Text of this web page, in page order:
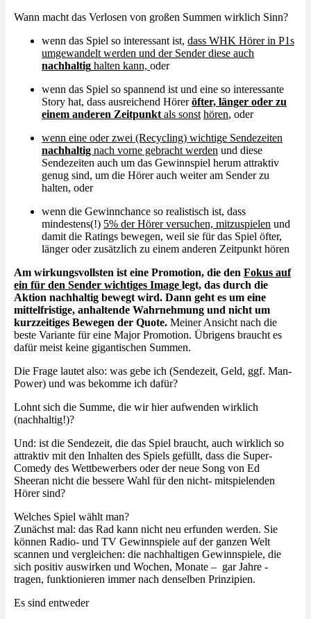
Wann macht das Verlosen von großen Summen wirklich Sinn?
wenn das Spiel so interessant ist, dass WHK Hörer in P1s
umgewandelt werden und der Sender diese auch
nachhaltig halten kann, oder
wenn das Spiel so spannend ist und eine so interessante
Story hat, dass ausreichend Höreröfter, länger oder zu
einem anderen Zeitpunkt als sonst hören, oder
wenn eine oder zwei (Recycling) wichtige Sendezeiten
nachhaltig nach vorne gebracht werden und diese
Sendezeiten auch um das Gewinnspiel herum attraktiv
genug sind, um die Hörer auch weiter am Sender zu
halten, oder
wenn die Gewinnchance so realistisch ist, dass
mindestens(!) 5% der Hörer versuchen, mitzuspielen und
damit die Ratings bewegen, weil sie für das Spiel öfter,
länger oder zusätzlich zu einem anderen Zeitpunkt hören
Am wirkungsvollsten ist eine Promotion, die den Fokus auf
ein für den Sender wichtiges Image legt, das durch die
Aktion nachhaltig bewegt wird. Dann geht es um eine
mittelfristige, anhaltende Wahrnehmung und nicht um
kurzzeitiges Bewegen der Quote. Meiner Ansicht nach die
beste Variante für eine Major Promotion. Übrigens braucht es
dafür meist keine gigantischen Summen.
Die Frage lautet also: was gebe ich (Sendezeit, Geld, ggf. Man-
Power) und was bekomme ich dafür?
Lohnt sich die Summe, die wir hier aufwenden wirklich
(nachhaltig!)?
Und: ist die Sendezeit, die das Spiel braucht, auch wirklich so
attraktiv mit den Inhalten des Spiels gefüllt, dass die Super-
Comedy des Wettbewerbers oder der neue Song von Ed
Sheeran nicht die bessere Wahl für den nicht- mitspielenden
Hörer sind?
Welches Spiel wählt man?
Zunächst mal: das Rad kann nicht neu erfunden werden. Sie
können Radio- und TV Gewinnspiele auf der ganzen Welt
scannen und vergleichen: die nachhaltigen Gewinnspiele, die
sich positiv auswirken und Wochen, Monate – gar Jahre -
tragen, funktionieren immer nach denselben Prinzipien.
Es sind entweder